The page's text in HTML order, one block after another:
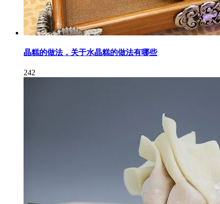
晶糕的做法，关于水晶糕的做法有哪些
242